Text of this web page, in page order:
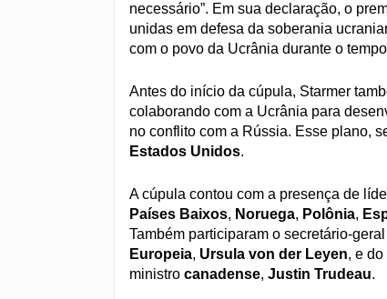
necessário”. Em sua declaração, o
unidas em defesa da soberania
com o povo da Ucrânia durante o
Antes do início da cúpula, Starmer
colaborando com a Ucrânia para
no conflito com a Rússia. Esse plano,
Estados Unidos.
A cúpula contou com a presença de
Países Baixos, Noruega, Polônia,
Também participaram o secretário-
Europeia, Ursula von der Leyen, e do
ministro canadense, Justin Trudeau.